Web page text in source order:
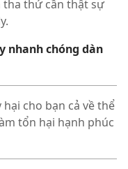
tha thứ cần thật sự
nhanh chóng dàn
cho bạn cả về thể
tổn hại hạnh phúc